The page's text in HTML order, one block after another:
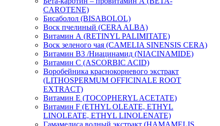
CAROTENE)
Бисаболол (BISABOLOL)
Воск пчелиный (CERA ALBA)
Витамин А (RETINYL PALIMITATE)
Воск зеленого чая (CAMELIA SINENSIS CERA)
Витамин B3 /Ниацинамид (NIACINAMIDE)
Витамин C (ASCORBIC ACID)
Воробейника краснокорневого экстракт
(LITHOSPERMUM OFFICINALE ROOT
EXTRACT)
Витамин Е (TOCOPHERYL ACETATE)
Витамин F (ETHYL OLEATE, ETHYL
LINOLEATE, ETHYL LINOLENATE)
Гамамелиса водный экстракт (HAMAMELIS